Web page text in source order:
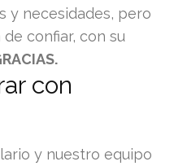
y necesidades, pero
confiar, con su
con
y nuestro equipo